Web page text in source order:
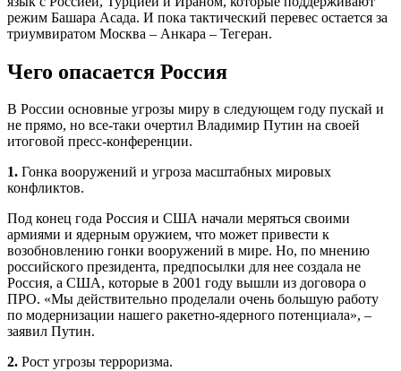
режим Башара Асада. И пока тактический перевес остается за
триумвиратом Москва – Анкара – Тегеран.
Чего опасается Россия
В России основные угрозы миру в следующем году пускай и
не прямо, но все-таки очертил Владимир Путин на своей
итоговой пресс-конференции.
1. Гонка вооружений и угроза масштабных мировых
конфликтов.
Под конец года Россия и США начали меряться своими
армиями и ядерным оружием, что может привести к
возобновлению гонки вооружений в мире. Но, по мнению
российского президента, предпосылки для нее создала не
Россия, а США, которые в 2001 году вышли из договора о
ПРО. «Мы действительно проделали очень большую работу
по модернизации нашего ракетно-ядерного потенциала», –
заявил Путин.
2. Рост угрозы терроризма.